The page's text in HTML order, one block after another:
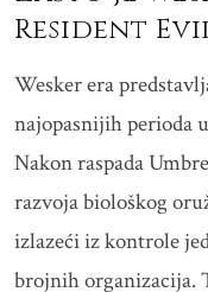
Resident
Wesker era
najopasnijih perioda
Nakon raspada
razvoja biološkog
izlazeći iz kontrole
brojnih organizacija.